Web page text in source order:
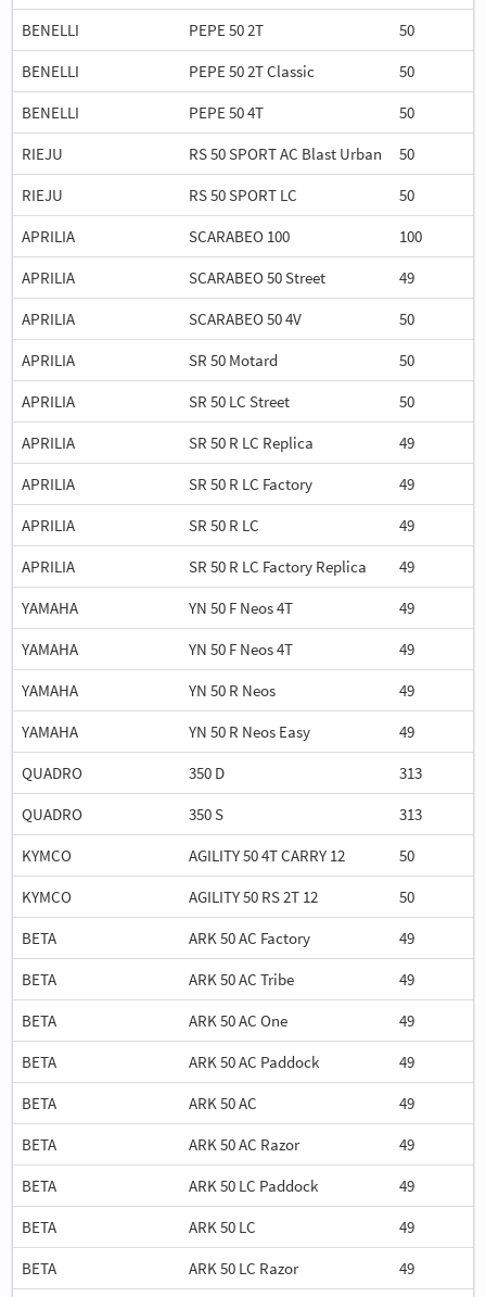
BENELLI
PEPE 50 2T
50
BENELLI
PEPE 50 2T Classic
50
BENELLI
PEPE 50 4T
50
RIEJU
RS 50 SPORT AC Blast Urban
50
RIEJU
RS 50 SPORT LC
50
APRILIA
SCARABEO 100
100
APRILIA
SCARABEO 50 Street
49
APRILIA
SCARABEO 50 4V
50
APRILIA
SR 50 Motard
50
APRILIA
SR 50 LC Street
50
APRILIA
SR 50 R LC Replica
49
APRILIA
SR 50 R LC Factory
49
APRILIA
SR 50 R LC
49
APRILIA
SR 50 R LC Factory Replica
49
YAMAHA
YN 50 F Neos 4T
49
YAMAHA
YN 50 F Neos 4T
49
YAMAHA
YN 50 R Neos
49
YAMAHA
YN 50 R Neos Easy
49
QUADRO
350 D
313
QUADRO
350 S
313
KYMCO
AGILITY 50 4T CARRY 12
50
KYMCO
AGILITY 50 RS 2T 12
50
BETA
ARK 50 AC Factory
49
BETA
ARK 50 AC Tribe
49
BETA
ARK 50 AC One
49
BETA
ARK 50 AC Paddock
49
BETA
ARK 50 AC
49
BETA
ARK 50 AC Razor
49
BETA
ARK 50 LC Paddock
49
BETA
ARK 50 LC
49
BETA
ARK 50 LC Razor
49